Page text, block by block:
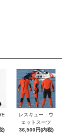
)
レスキュー ウ
ェットスーツ
36,500円(内税)